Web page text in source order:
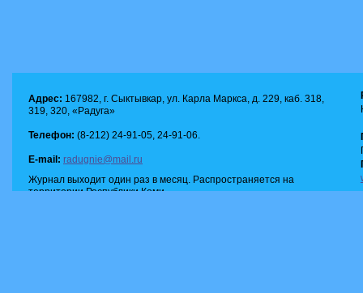
Адрес: 167982, г. Сыктывкар, ул. Карла Маркса, д. 229, каб. 318,
319, 320, «Радуга»
Телефон: (8-212) 24-91-05, 24-91-06.
E-mail: radugnie@mail.ru
Журнал выходит один раз в месяц. Распространяется на
территории Республики Коми.